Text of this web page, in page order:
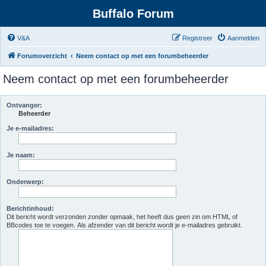
Buffalo Forum
V&A Aanmelden
Registreer
Forumoverzicht Neem contact op met een forumbeheerder
Neem contact op met een forumbeheerder
Ontvanger:
Beheerder
Je e-mailadres:
Je naam:
Onderwerp:
Berichtinhoud:
Dit bericht wordt verzonden zonder opmaak, het heeft dus geen zin om HTML of
BBcodes toe te voegen. Als afzender van dit bericht wordt je e-mailadres gebruikt.